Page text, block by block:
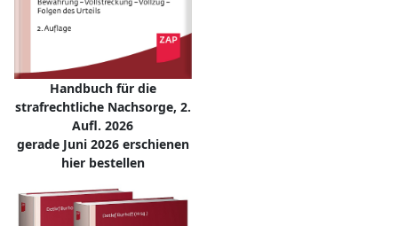
Handbuch für die
strafrechtliche Nachsorge, 2.
Aufl. 2026
gerade Juni 2026 erschienen
hier bestellen